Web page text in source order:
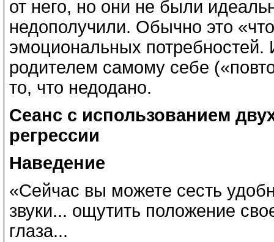
от него, но они не были
недополучили. Обычно это
эмоциональных потребностей.
родителем самому себе
то, что недодано.
Сеанс с использованием
регрессии
Наведение
«Сейчас вы можете сесть
звуки... ощутить положение
глаза...